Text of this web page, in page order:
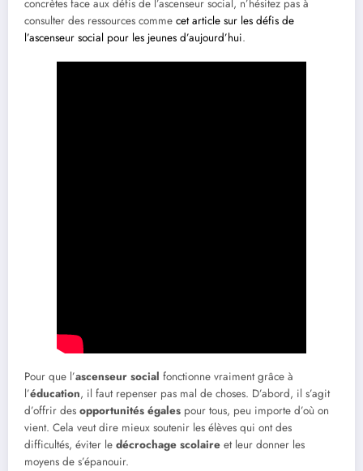
concrètes face aux défis de l’ascenseur social, n’hésitez pas à
consulter des ressources comme cet article sur les défis de
l’ascenseur social pour les jeunes d’aujourd’hui.
Pour que l’ascenseur social fonctionne vraiment grâce à
l’éducation, il faut repenser pas mal de choses. D’abord, il s’agit
d’offrir des opportunités égales pour tous, peu importe d’où on
vient. Cela veut dire mieux soutenir les élèves qui ont des
difficultés, éviter le décrochage scolaire et leur donner les
moyens de s’épanouir.